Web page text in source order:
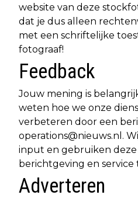
website van deze
dat je dus alleen
met een schriftelijke
fotograaf!
Feedback
Jouw mening is
weten hoe we onze
verbeteren door een
operations@nieuws.nl .
input en gebruiken deze
berichtgeving en service
Adverteren